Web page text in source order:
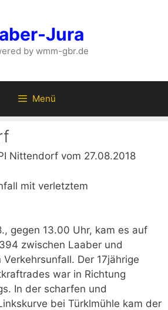
Jura
by wmm-gbr.de
Menü
Nittendorf vom 27.08.2018
mit verletztem
gegen 13.00 Uhr, kam es auf
zwischen Laaber und
Der 17jährige
war in Richtung
In der scharfen und
bei Türklmühle kam der